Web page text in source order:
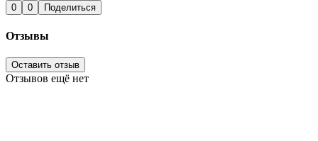
0 0 Поделиться
Отзывы
Оставить отзыв
Отзывов ещё нет